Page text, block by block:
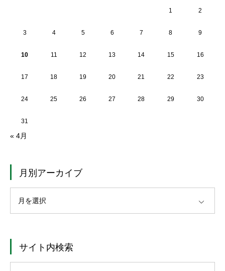
1 2
3 4 5 6 7 8 9
10 11 12 13 14 15 16
17 18 19 20 21 22 23
24 25 26 27 28 29 30
31
« 4月
月別アーカイブ
サイト内検索